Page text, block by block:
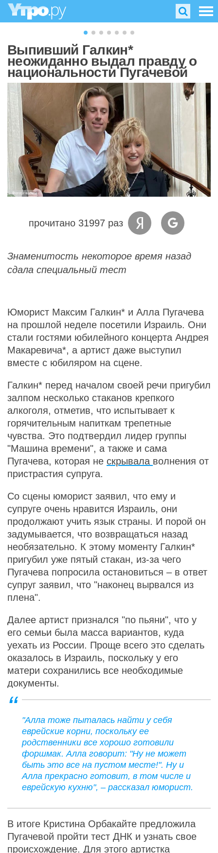
Выпивший Галкин*
неожиданно выдал правду о
национальности Пугачевой
Фото: соцсети
прочитано 31997 раз
Знаменитость некоторое время назад
сдала специальный тест
Юморист Максим Галкин* и Алла Пугачева
на прошлой неделе посетили Израиль. Они
стали гостями юбилейного концерта Андрея
Макаревича*, а артист даже выступил
вместе с юбиляром на сцене.
Галкин* перед началом своей речи пригубил
залпом несколько стаканов крепкого
алкоголя, отметив, что испытывает к
горячительным напиткам трепетные
чувства. Это подтвердил лидер группы
"Машина времени", а также и сама
Пугачева, которая не скрывала волнения от
пристрастия супруга.
Со сцены юморист заявил, что ему и
супруге очень нравится Израиль, они
продолжают учить язык страны. И порой он
задумывается, что возвращаться назад
необязательно. К этому моменту Галкин*
пригубил уже пятый стакан, из-за чего
Пугачева попросила остановиться – в ответ
супруг заявил, что "наконец вырвался из
плена".
Далее артист признался "по пьяни", что у
его семьи была масса вариантов, куда
уехать из России. Проще всего это сделать
оказалось в Израиль, поскольку у его
матери сохранились все необходимые
документы.
"Алла тоже пыталась найти у себя
еврейские корни, поскольку ее
родственники все хорошо готовили
форшмак. Алла говорит: "Ну не может
быть это все на пустом месте!". Ну и
Алла прекрасно готовит, в том числе и
еврейскую кухню", – рассказал юморист.
В итоге Кристина Орбакайте предложила
Пугачевой пройти тест ДНК и узнать свое
происхождение. Для этого артистка